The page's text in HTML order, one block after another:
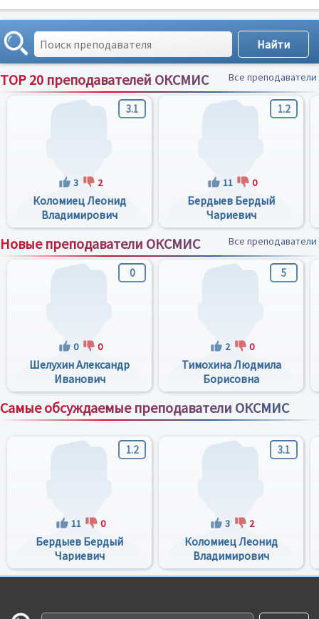
TOP 20 преподавателей ОКСМИС Все преподаватели
3.1
3 2
Коломиец Леонид
Владимирович
1.2
11 0
Бердыев Бердый
Чариевич
Новые преподаватели ОКСМИС Все преподаватели
0
0 0
Шелухин Александр
Иванович
5
2 0
Тимохина Людмила
Борисовна
Самые обсуждаемые преподаватели ОКСМИС
Все преподаватели
1.2
11 0
Бердыев Бердый
Чариевич
3.1
3 2
Коломиец Леонид
Владимирович